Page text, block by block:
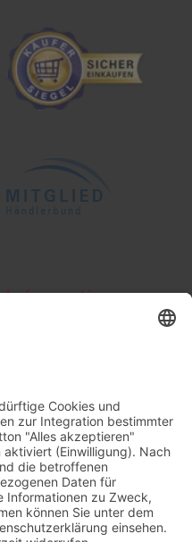
Informationen
Zahlung und Versand
Widerrufsformular
Kundenstimmen